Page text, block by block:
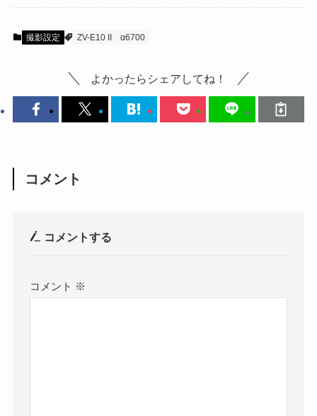
撮影設定 ZV-E10 II α6700
よかったらシェアしてね！
コメント
コメントする
コメント ※